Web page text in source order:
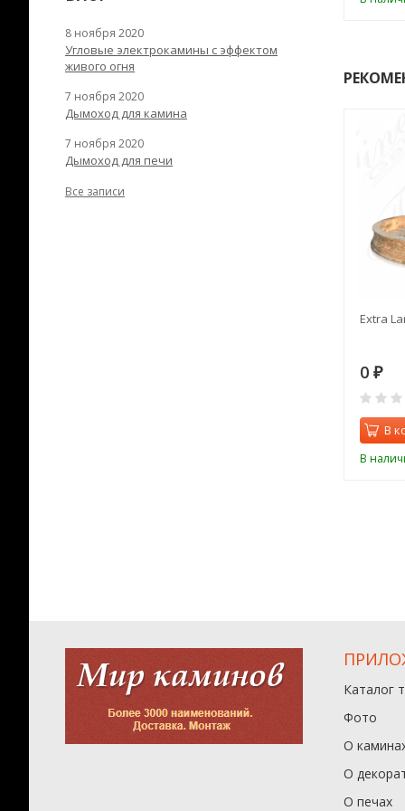
Extra
0 ₽
В
В
8 ноября 2020
Угловые электрокамины с эффектом
живого огня
7 ноября 2020
Дымоход для камина
7 ноября 2020
Дымоход для печи
Все записи
Каталог
Фото
О
О
О печах